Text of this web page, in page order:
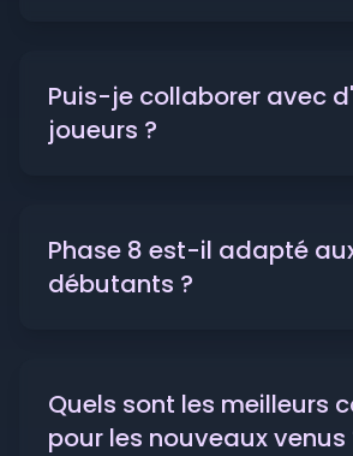
Puis-je collaborer avec
joueurs ?
Phase 8 est-il adapté
débutants ?
Quels sont les meilleurs
pour les nouveaux venus